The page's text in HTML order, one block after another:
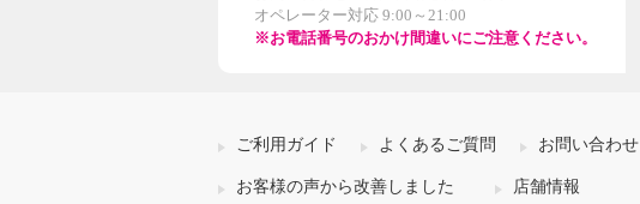
オペレーター対応 9:00～21:00
※お電話番号のおかけ間違いにご注意ください。
ご利用ガイド よくあるご質問 お問い合わせ
お客様の声から改善しました 店舗情報